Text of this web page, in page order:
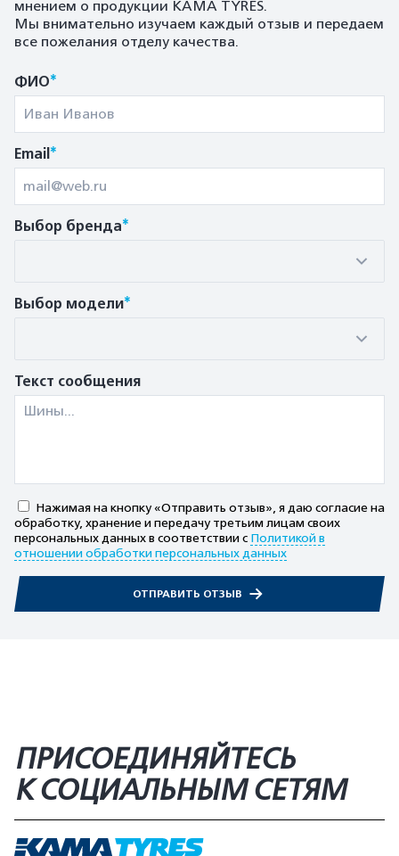
мнением о продукции KAMA TYRES.
Мы внимательно изучаем каждый отзыв и передаем
все пожелания отделу качества.
ФИО*
Email*
Выбор бренда*
Выбор модели*
Текст сообщения
Нажимая на кнопку «Отправить отзыв», я даю согласие на
обработку, хранение и передачу третьим лицам своих
персональных данных в соответствии с Политикой в
отношении обработки персональных данных
ОТПРАВИТЬ ОТЗЫВ
ПРИСОЕДИНЯЙТЕСЬ
К СОЦИАЛЬНЫМ СЕТЯМ